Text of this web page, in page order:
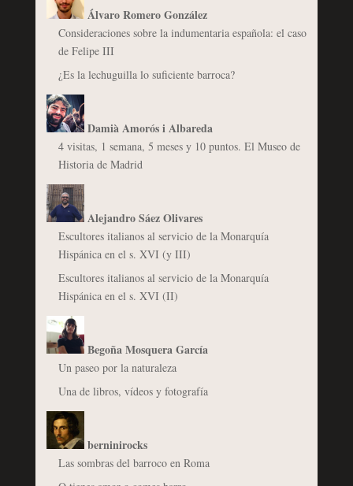
Álvaro Romero González
Consideraciones sobre la indumentaria española: el caso
de Felipe III
¿Es la lechuguilla lo suficiente barroca?
Damià Amorós i Albareda
4 visitas, 1 semana, 5 meses y 10 puntos. El Museo de
Historia de Madrid
Alejandro Sáez Olivares
Escultores italianos al servicio de la Monarquía
Hispánica en el s. XVI (y III)
Escultores italianos al servicio de la Monarquía
Hispánica en el s. XVI (II)
Begoña Mosquera García
Un paseo por la naturaleza
Una de libros, vídeos y fotografía
berninirocks
Las sombras del barroco en Roma